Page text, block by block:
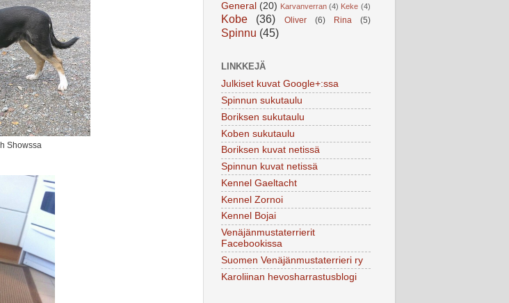
Showssa
General (20) Karvanverran (4) Keke (4)
Kobe (36) Oliver (6) Rina (5)
Spinnu (45)
LINKKEJÄ
Julkiset kuvat Google+:ssa
Spinnun sukutaulu
Boriksen sukutaulu
Koben sukutaulu
Boriksen kuvat netissä
Spinnun kuvat netissä
Kennel Gaeltacht
Kennel Zornoi
Kennel Bojai
Venäjänmustaterrierit
Facebookissa
Suomen Venäjänmustaterrieri ry
Karoliinan hevosharrastusblogi